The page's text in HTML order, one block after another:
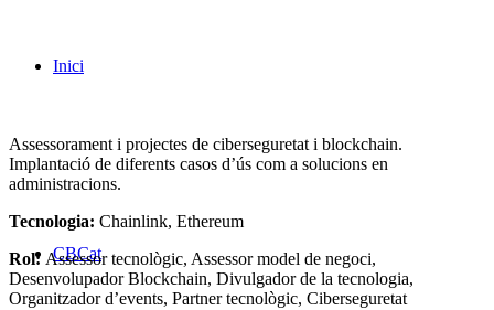
Inici
CBCat
Assessorament i projectes de ciberseguretat i blockchain.
Implantació de diferents casos d’ús com a solucions en
administracions.
Tecnologia: Chainlink, Ethereum
Rol: Assessor tecnològic, Assessor model de negoci,
Desenvolupador Blockchain, Divulgador de la tecnologia,
Organitzador d’events, Partner tecnològic, Ciberseguretat